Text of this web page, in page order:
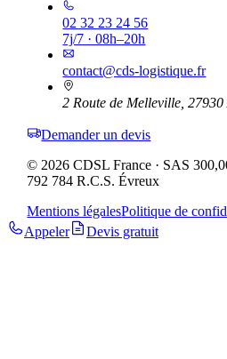
02 32 23 24 56
7j/7 · 08h–20h
contact@cds-logistique.fr
2 Route de Melleville,
Demander un devis
© 2026 CDSL France · SAS
792 784 R.C.S. Évreux
Mentions légalesPolitique de
Appeler
Devis gratuit